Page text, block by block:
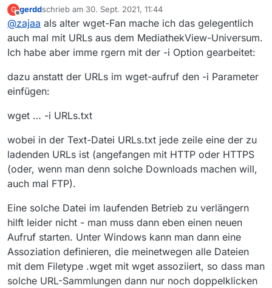
Diese Lösung beansprucht aber wahrscheinlich deutlich
geringere Ressourcen …
“docker-container oder eine lightweight-vm”
Was man m.E. unterhalb davon tun kann, falls man auf
sich auf dem PC eine Textdatei als Vorlage zu basteln, in
die man nur noch an den richtigen Stellen die Urls und
Video.
Dabei reicht für die .mp4 Videos eigentlich immer wget,
glaube ich, zB ungefähr so:
Die URLs und Titel kann man sich ja aus MediathekView
Wenn man dann ein paar solche Zeilen in einer Datei hat:
vor dem Zubettgehen diese Datei in das Home-
Verzeichnis des Servers schieben, dort ein Terminal
aufmachen, und die Datei per
ausführen.
Für Windowsnutzer ist das problematischste, dass der
abweichende Zeichensatz (& Zeilenumbruchscodierung)
für Probleme sorgen könnte.
Bei genügend Interesse liefere ich auch noch ne
Anleitung, wie man die nanorc Datei bearbeitet, um
hinterher mit ca 5 clicks im Debian-Terminal direkt den
Zeichensatz von Windows nach Unix zu konvertieren …
Ich kann allerdings nicht beurteilen, ob das Einrichten
eines ssh-Zugangs auf so einen Plex-Server wirklich
weniger Aufwand ist, als ein VM oder so.
Alle Angaben, wie immer, ohne Gewähr ;-))
G
Offline
gerddschrieb am 30. Sept. 2021, 11:44
zuletzt editiert von
@zajaa als alter wget-Fan mache ich das gelegentlich
auch mal mit URLs aus dem MediathekView-Universum.
Ich habe aber imme rgern mit der -i Option gearbeitet:
dazu anstatt der URLs im wget-aufruf den -i Parameter
einfügen:
wget … -i URLs.txt
wobei in der Text-Datei URLs.txt jede zeile eine der zu
ladenden URLs ist (angefangen mit HTTP oder HTTPS
(oder, wenn man denn solche Downloads machen will,
auch mal FTP).
Eine solche Datei im laufenden Betrieb zu verlängern
hilft leider nicht - man muss dann eben einen neuen
Aufruf starten. Unter Windows kann man dann eine
Assoziation definieren, die meinetwegen alle Dateien
mit dem Filetype .wget mit wget assoziiert, so dass man
solche URL-Sammlungen dann nur noch doppelklicken